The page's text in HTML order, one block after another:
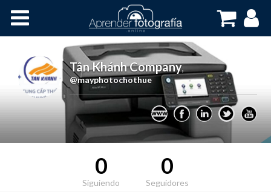
Cursos OnLine
Tân Khánh Company,
@mayphotochothue
0
Siguiendo
0
Seguidores